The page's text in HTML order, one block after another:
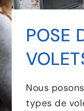
POSE
Nous
types de